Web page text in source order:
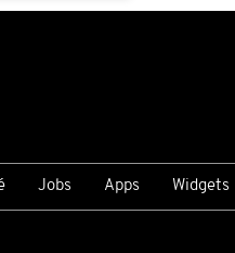
Jobs Apps Widgets